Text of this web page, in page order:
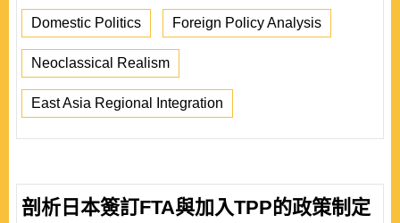
Domestic Politics Foreign Policy Analysis
Neoclassical Realism
East Asia Regional Integration
剖析日本簽訂FTA與加入TPP的政策制定